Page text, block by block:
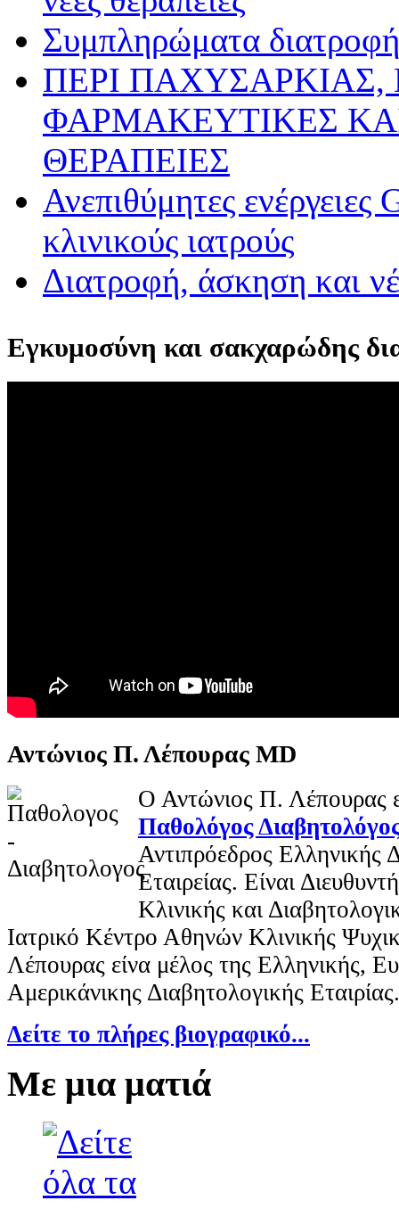
Συμπληρώματα
ΠΕΡΙ
ΦΑΡΜΑΚΕΥΤΙΚΕΣ
ΘΕΡΑΠΕΙΕΣ
Ανεπιθύμητες
κλινικούς ιατρούς
Διατροφή, άσκηση και
Εγκυμοσύνη και σακχαρώδης
Αντώνιος Π. Λέπουρας MD
Ο Αντώνιος Π. Λέπουρας
Παθολόγος
Αντιπρόεδρος Ελληνικής
Εταιρείας. Είναι
Κλινικής και
Ιατρικό Κέντρο Αθηνών Κλινικής
Λέπουρας είνα μέλος της Ελληνικής,
Αμερικάνικης Διαβητολογικής Εταιρίας.
Δείτε το πλήρες βιογραφικό...
Με μια ματιά